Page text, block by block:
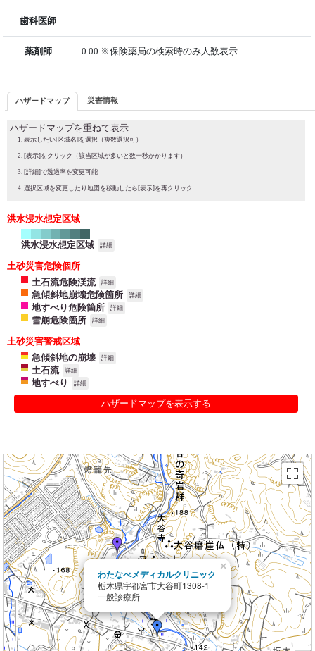
歯科医師
薬剤師 0.00 ※保険薬局の検索時のみ人数表示
ハザードマップ 災害情報
ハザードマップを重ねて表示
表示したい[区域名]を選択（複数選択可）
[表示]をクリック（該当区域が多いと数十秒かかります）
[詳細]で透過率を変更可能
選択区域を変更したり地図を移動したら[表示]を再クリック
洪水浸水想定区域
洪水浸水想定区域 詳細
土砂災害危険個所
土石流危険渓流
詳細
急傾斜地崩壊危険箇所 詳細
地すべり危険箇所 詳細
雪崩危険箇所 詳細
土砂災害警戒区域
急傾斜地の崩壊
詳細
土石流 詳細
地すべり 詳細
ハザードマップを表示する
わたなべメディカルクリニック
栃木県宇都宮市大谷町1308-1
一般診療所
×